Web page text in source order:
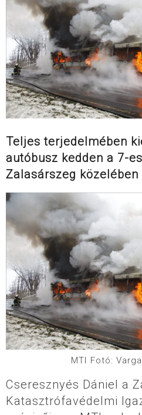
Teljes terjedelmében
autóbusz kedden a 7-
Zalasárszeg közelében
MTI Fotó:
Cseresznyés Dániel a
Katasztrófavédelmi